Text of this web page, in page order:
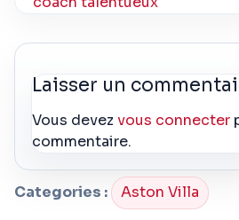
Laisser un
Vous devezvous connecter
commentaire.
Categories : Aston Villa